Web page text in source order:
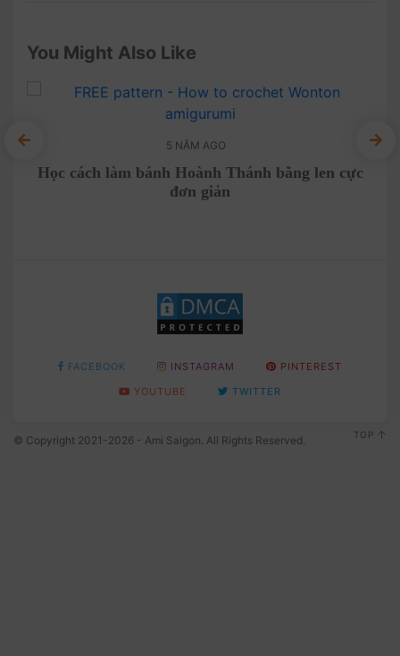
You Might Also Like
5 NĂM AGO
Học cách làm bánh Hoành Thánh bằng len cực
đơn giản
FACEBOOK INSTAGRAM
PINTEREST
YOUTUBE
TWITTER
© Copyright 2021-2026 - Ami Saigon. All Rights Reserved. TOP